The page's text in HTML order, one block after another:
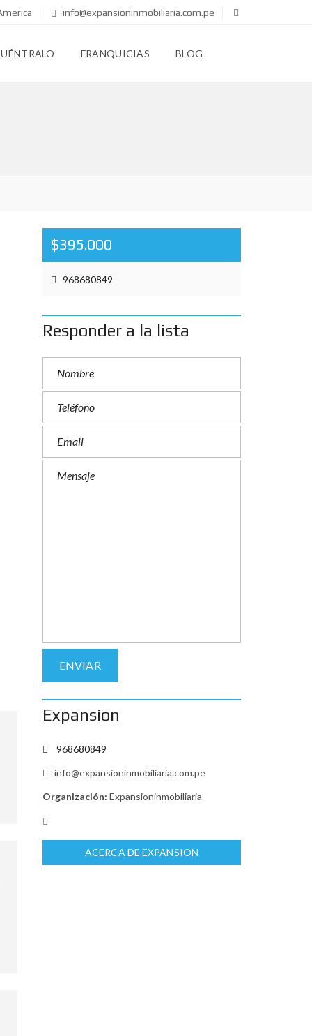
info@expansioninmobiliaria.com.pe
FRANQUICIAS BLOG
$395.000
968680849
Responder a la lista
Expansion
968680849
info@expansioninmobiliaria.com.pe
Organización: Expansioninmobiliaria
ACERCA DE EXPANSION